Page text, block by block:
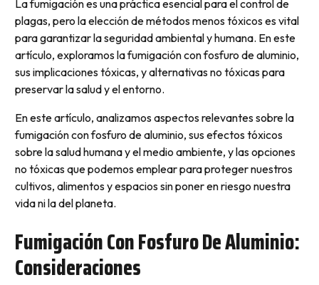
La fumigación es una práctica esencial para el control de
plagas, pero la elección de métodos menos tóxicos es vital
para garantizar la seguridad ambiental y humana. En este
artículo, exploramos la fumigación con fosfuro de aluminio,
sus implicaciones tóxicas, y alternativas no tóxicas para
preservar la salud y el entorno.
En este artículo, analizamos aspectos relevantes sobre la
fumigación con fosfuro de aluminio, sus efectos tóxicos
sobre la salud humana y el medio ambiente, y las opciones
no tóxicas que podemos emplear para proteger nuestros
cultivos, alimentos y espacios sin poner en riesgo nuestra
vida ni la del planeta.
Fumigación Con Fosfuro De Aluminio:
Consideraciones